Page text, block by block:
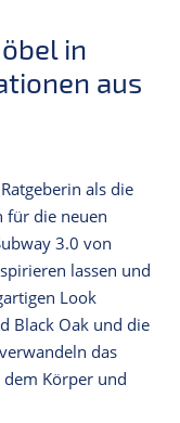
in
aus
als die
für die neuen
3.0 von
lassen und
Look
Black Oak und die
das
Körper und